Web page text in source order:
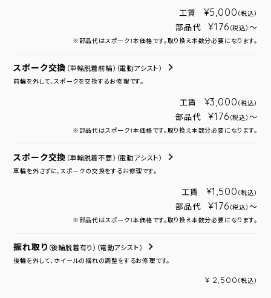
工賃 ¥5,000 （税込）
部品代 ¥176 （税込） ～
※部品代はスポーク1本価格です。取り換え本数分必要になります。
スポーク交換 （車輪脱着前輪） （電動アシスト）
前輪を外して、スポークを交換するお修理です。
工賃 ¥3,000 （税込）
部品代 ¥176 （税込） ～
※部品代はスポーク1本価格です。取り換え本数分必要になります。
スポーク交換 （車輪脱着不要） （電動アシスト）
車輪を外さずに、スポークの交換をするお修理です。
工賃 ¥1,500 （税込）
部品代 ¥176 （税込） ～
※部品代はスポーク1本価格です。取り換え本数分必要になります。
振れ取り （後輪脱着有り） （電動アシスト）
後輪を外して、ホイールの揺れの調整をするお修理です。
¥ 2,500 （税込）